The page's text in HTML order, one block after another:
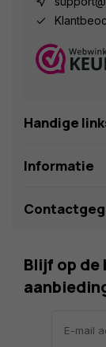
Handige
Informatie
Blijf op de